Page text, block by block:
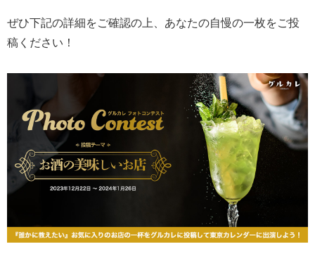
ぜひ下記の詳細をご確認の上、あなたの自慢の一枚をご投
稿ください！